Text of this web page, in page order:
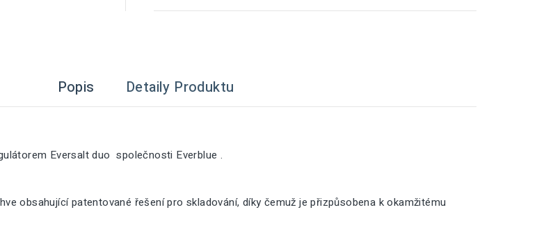
Popis Detaily Produktu
Eversalt duo společnosti Everblue .
obsahující patentované řešení pro skladování, díky čemuž je přizpůsobena k okamžitému